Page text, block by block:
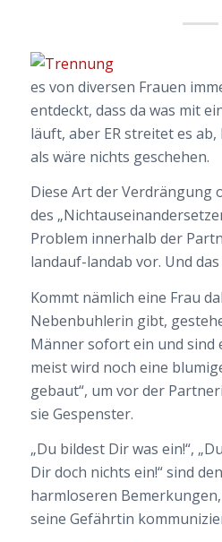
es von diversen Frauen
entdeckt, dass da was mit
läuft, aber ER streitet es
als wäre nichts geschehen.
Diese Art der Verdrängung
des
Problem innerhalb der
landauf-landab vor. Und
Kommt nämlich eine Frau
Nebenbuhlerin gibt,
Männer sofort ein und sind
meist wird noch eine
gebaut“, um vor der
sie Gespenster.
„Du bildest Dir was ein!“,
Dir doch nichts ein!“ sind
harmloseren
seine Gefährtin